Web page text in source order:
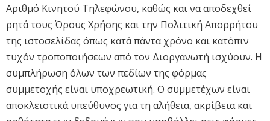
Αριθμό Κινητού Τηλεφώνου, καθώς και να αποδεχθεί
ρητά τους Όρους Χρήσης και την Πολιτική Απορρήτου
της ιστοσελίδας όπως κατά πάντα χρόνο και κατόπιν
τυχόν τροποποιήσεων από τον Διοργανωτή ισχύουν. Η
συμπλήρωση όλων των πεδίων της φόρμας
συμμετοχής είναι υποχρεωτική. Ο συμμετέχων είναι
αποκλειστικά υπεύθυνος για τη αλήθεια, ακρίβεια και